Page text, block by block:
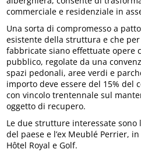
commerciale e residenziale in
Una sorta di compromesso a
esistente della struttura e che
fabbricate siano effettuate opere
pubblico, regolate da una
spazi pedonali, aree verdi e
importo deve essere del 15% del
con vincolo trentennale sul
oggetto di recupero.
Le due strutture interessate sono
del paese e l’ex Meublé Perrier,
Hôtel Royal e Golf.